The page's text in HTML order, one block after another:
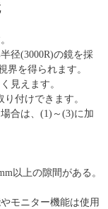
径(3000R)の鏡を採
界を得られます。
見えます。
付けできます。
合は、(1)～(3)に加
以上の隙間がある。
モニター機能は使用